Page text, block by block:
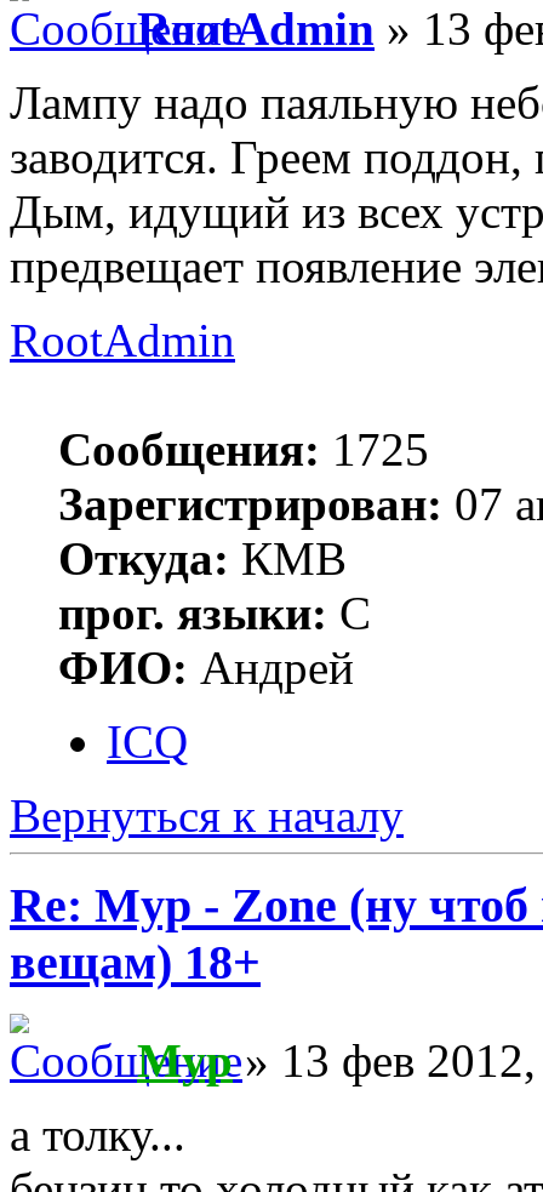
RootAdmin » 13
Лампу надо паяльную
заводится. Греем
Дым, идущий из всех
предвещает появление
RootAdmin
Сообщения: 1725
Зарегистрирован: 07
Откуда: КМВ
прог. языки: C
ФИО: Андрей
ICQ
Вернуться к началу
Re: Myp - Zone (ну
вещам) 18+
Myp» 13 фев
а толку...